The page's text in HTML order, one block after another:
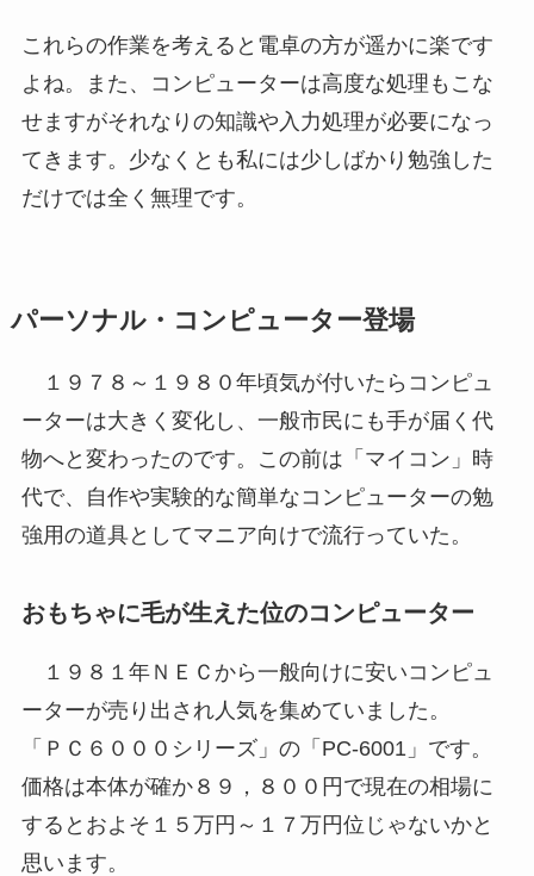
これらの作業を考えると電卓の方が遥かに楽です
よね。また、コンピューターは高度な処理もこな
せますがそれなりの知識や入力処理が必要になっ
てきます。少なくとも私には少しばかり勉強した
だけでは全く無理です。
パーソナル・コンピューター登場
１９７８～１９８０年頃気が付いたらコンピュ
ーターは大きく変化し、一般市民にも手が届く代
物へと変わったのです。この前は「マイコン」時
代で、自作や実験的な簡単なコンピューターの勉
強用の道具としてマニア向けで流行っていた。
おもちゃに毛が生えた位のコンピューター
１９８１年ＮＥＣから一般向けに安いコンピュ
ーターが売り出され人気を集めていました。
「ＰＣ６０００シリーズ」の「PC-6001」です。
価格は本体が確か８９，８００円で現在の相場に
するとおよそ１５万円～１７万円位じゃないかと
思います。